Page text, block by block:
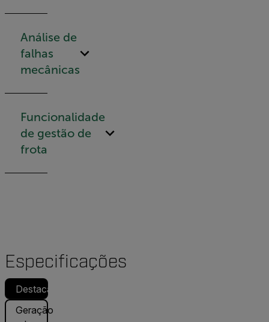
Análise de
falhas
mecânicas
Funcionalidade
de gestão de
frota
Especificações
Destacado
Geração